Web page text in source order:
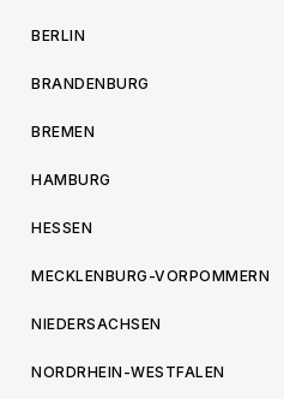
BERLIN
BRANDENBURG
BREMEN
HAMBURG
HESSEN
MECKLENBURG-VORPOMMERN
NIEDERSACHSEN
NORDRHEIN-WESTFALEN